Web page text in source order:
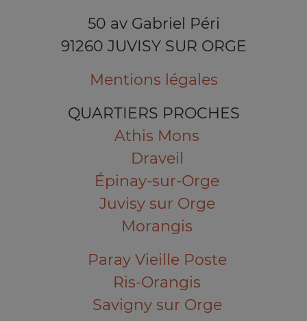
50 av Gabriel Péri
91260 JUVISY SUR ORGE
Mentions légales
QUARTIERS PROCHES
Athis Mons
Draveil
Épinay-sur-Orge
Juvisy sur Orge
Morangis
Paray Vieille Poste
Ris-Orangis
Savigny sur Orge